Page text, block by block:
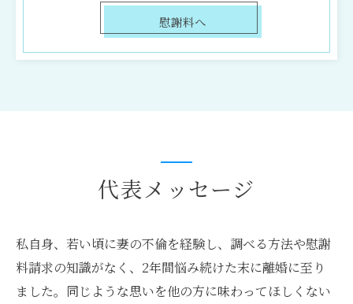
慰謝料へ
代表メッセージ
私自身、若い頃に妻の不倫を経験し、調べる方法や慰謝
料請求の知識がなく、2年間悩み続けた末に離婚に至り
ました。同じような思いを他の方に味わってほしくない